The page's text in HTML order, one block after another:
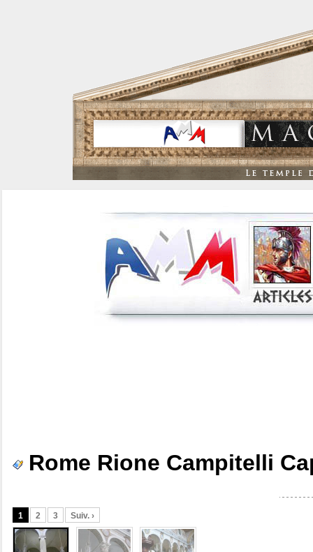
Rome Rione Campitelli
1 2 3 Suiv. ›